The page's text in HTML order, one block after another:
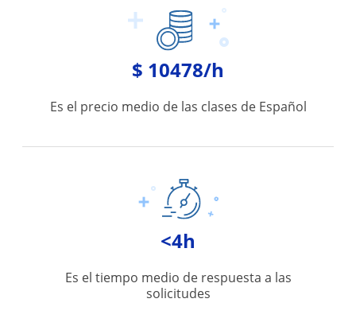
$ 10478/h
Es el precio medio de las clases de Español
<4h
Es el tiempo medio de respuesta a las
solicitudes